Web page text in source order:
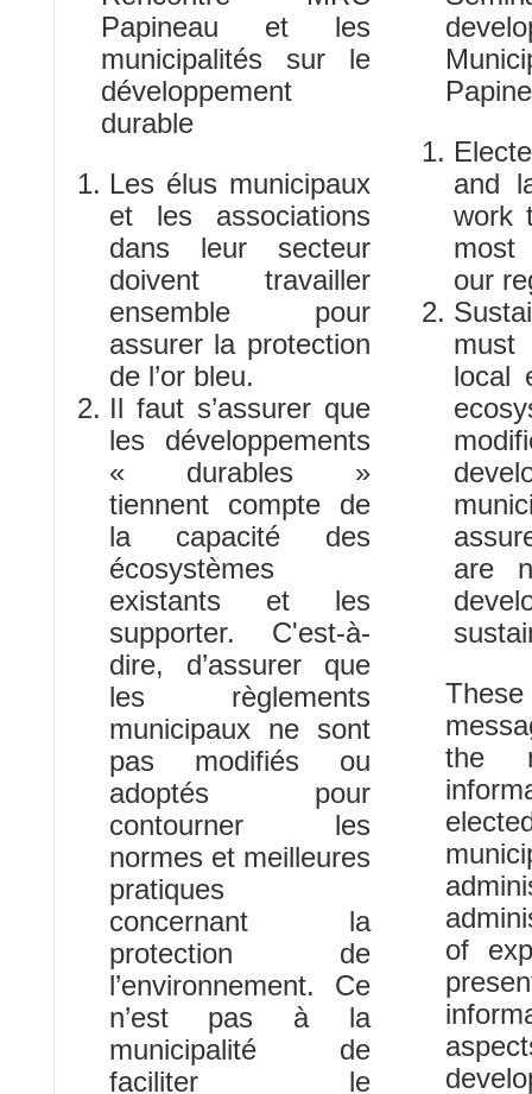
Papineau et les
municipalités sur le
développement
durable
Les élus municipaux
et les associations
dans leur secteur
doivent travailler
ensemble pour
assurer la protection
de l’or bleu.
Il faut s’assurer que
les développements
« durables »
tiennent compte de
la capacité des
écosystèmes
existants et les
supporter. C'est-à-
dire, d’assurer que
les règlements
municipaux ne sont
pas modifiés ou
adoptés pour
contourner les
normes et meilleures
pratiques
concernant la
protection de
l’environnement. Ce
n’est pas à la
municipalité de
faciliter le
and
work
most
our
local
are
the
of